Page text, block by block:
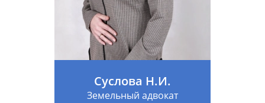
Суслова Н.И.
Земельный адвокат